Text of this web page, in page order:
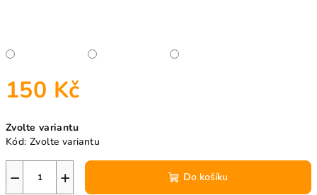
150 Kč
cena:
Zvolte variantu
Kód: Zvolte variantu
+
− Do košíku